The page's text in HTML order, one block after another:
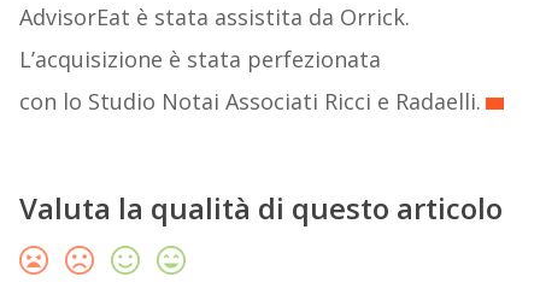
AdvisorEat è stata assistita da Orrick.
L’acquisizione è stata perfezionata
con lo Studio Notai Associati Ricci e Radaelli.
Valuta la qualità di questo articolo